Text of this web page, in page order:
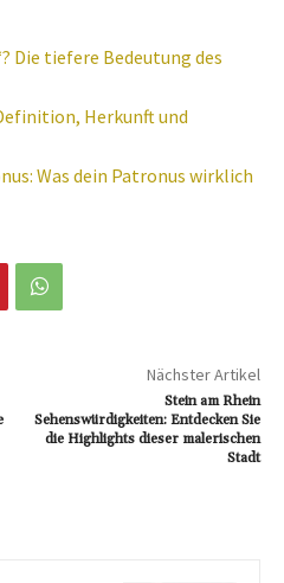
Die tiefere Bedeutung des
Herkunft und
Was dein Patronus wirklich
Nächster Artikel
Stein am Rhein
Sehenswürdigkeiten: Entdecken Sie
die Highlights dieser malerischen
Stadt